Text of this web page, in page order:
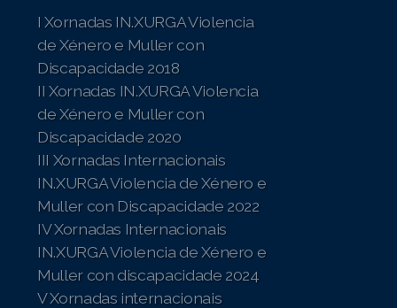
I Xornadas IN.XURGA Violencia
de Xénero e Muller con
Discapacidade 2018
II Xornadas IN.XURGA Violencia
de Xénero e Muller con
Discapacidade 2020
III Xornadas Internacionais
IN.XURGA Violencia de Xénero e
Muller con Discapacidade 2022
IV Xornadas Internacionais
IN.XURGA Violencia de Xénero e
Muller con discapacidade 2024
V Xornadas internacionais